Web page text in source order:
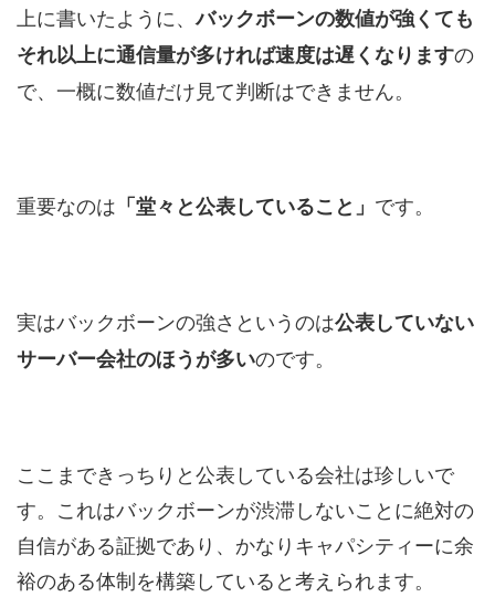
上に書いたように、バックボーンの数値が強くても
それ以上に通信量が多ければ速度は遅くなりますの
で、一概に数値だけ見て判断はできません。
重要なのは 「堂々と公表していること」 です。
実はバックボーンの強さというのは公表していない
サーバー会社のほうが多いのです。
ここまできっちりと公表している会社は珍しいで
す。これはバックボーンが渋滞しないことに絶対の
自信がある証拠であり、かなりキャパシティーに余
裕のある体制を構築していると考えられます。